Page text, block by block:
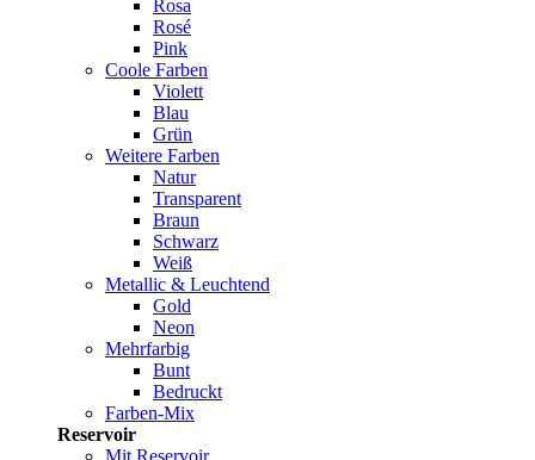
Rosa
Rosé
Pink
Coole Farben
Violett
Blau
Grün
Weitere Farben
Natur
Transparent
Braun
Schwarz
Weiß
Metallic & Leuchtend
Gold
Neon
Mehrfarbig
Bunt
Bedruckt
Farben-Mix
Reservoir
Mit Reservoir